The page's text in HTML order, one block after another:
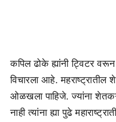
कपिल ढोके ह्यांनी ट्विटर
विचारला आहे.
ओळखला पाहिजे. ज्यांना
नाही त्यांना ह्या पुढे